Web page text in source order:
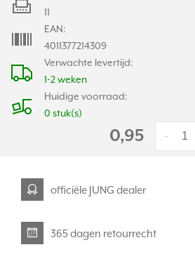
Verwachte levertijd:
1-2 weken
Huidige voorraad:
0 stuk(s)
11
EAN:
4011377214309
0,95 -
officiële JUNG dealer
365 dagen retourrecht